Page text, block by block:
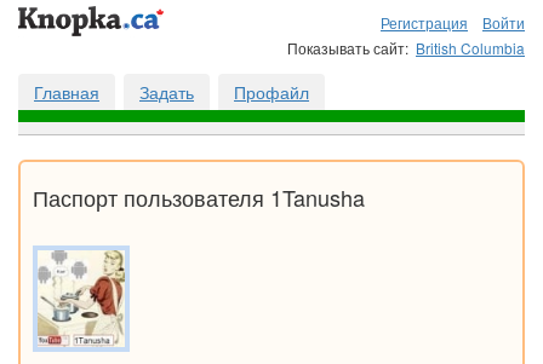
Регистрация
Войти
Показывать сайт: British Columbia
Главная Задать Профайл
Паспорт пользователя 1Tanusha